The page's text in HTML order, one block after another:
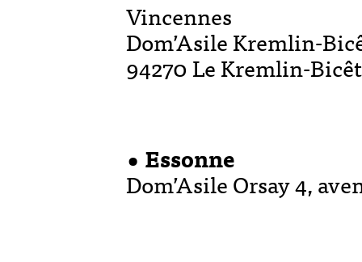
Vincennes
Dom’Asile Kremlin-
94270 Le Kremlin-
• Essonne
Dom’Asile Orsay 4,